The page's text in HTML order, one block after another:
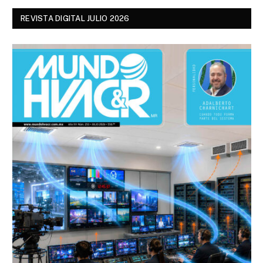
REVISTA DIGITAL JULIO 2026